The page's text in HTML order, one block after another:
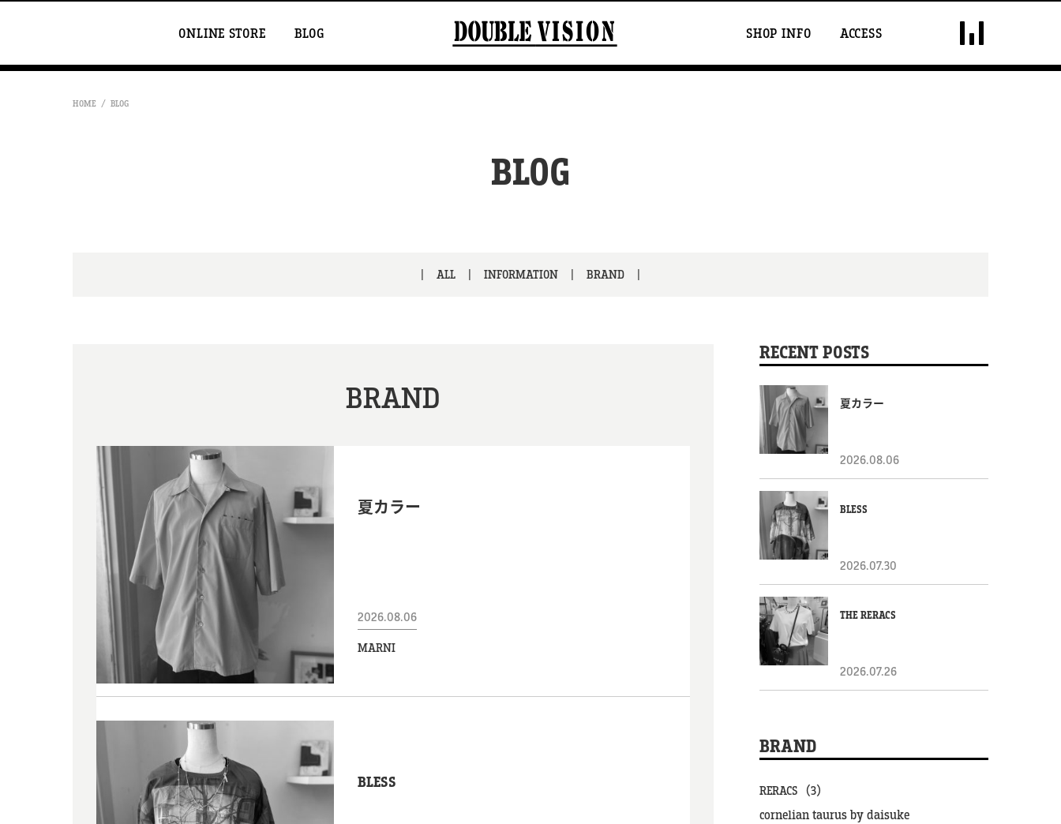
ONLINE STORE BLOG DOUBLE VISION
SHOP INFO ACCESS
HOME BLOG
BLOG
ALL INFORMATION BRAND
BRAND
夏カラー
2026.08.06
MARNI
BLESS
RECENT POSTS
夏カラー
2026.08.06
BLESS
2026.07.30
THE RERACS
2026.07.26
BRAND
RERACS（3）
cornelian taurus by daisuke